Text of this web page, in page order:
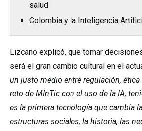
salud
Colombia y la Inteligencia
Lizcano explicó, que tomar
será el gran cambio cultural en el
un justo medio entre regulación,
reto de MInTic con el uso de la IA,
es la primera tecnología que cambia
estructuras sociales, la historia, las